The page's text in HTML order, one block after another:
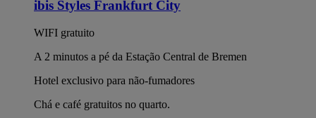
ibis Styles Frankfurt City
WIFI gratuito
A 2 minutos a pé da Estação Central de Bremen
Hotel exclusivo para não-fumadores
Chá e café gratuitos no quarto.